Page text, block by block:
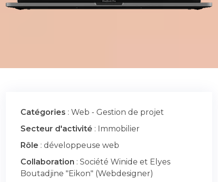
Catégories : Web - Gestion de projet
Secteur d'activité : Immobilier
Rôle : développeuse web
Collaboration : Société Winide et Elyes
Boutadjine "Eikon" (Webdesigner)